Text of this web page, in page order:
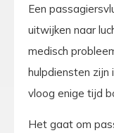
Een
uitwijken naar
medisch
hulpdiensten
vloog enige tijd
Het gaat om